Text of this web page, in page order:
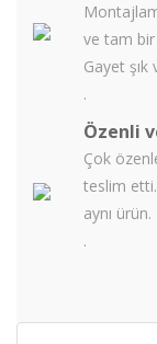
ve tam bir
Gayet
.
Özenli
Çok
teslim
aynı
.